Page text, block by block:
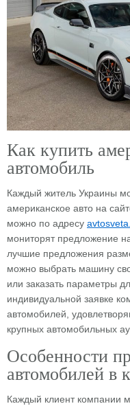
Как купить
автомобиль
Каждый житель Украины
американское авто на
можно по адресу
мониторят предложение
лучшие предложения
можно выбрать машину
или заказать параметры
индивидуальной заявке
автомобилей,
крупных автомобильных
Особенности
автомобилей в
Каждый клиент компании